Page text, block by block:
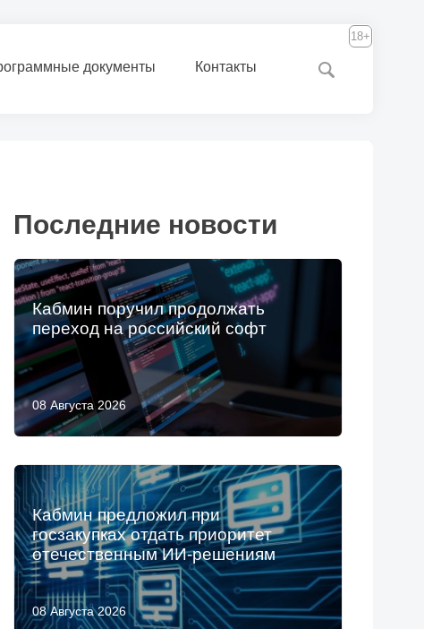
документы Контакты
18+
Последние новости
08 Августа 2026
Кабмин поручил продолжать
переход на российский софт
08 Августа 2026
Кабмин предложил при
госзакупках отдать приоритет
отечественным ИИ-решениям